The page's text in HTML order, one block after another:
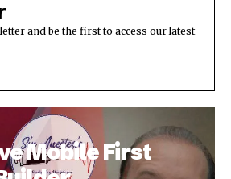
and be the first to access our latest
Mobile First